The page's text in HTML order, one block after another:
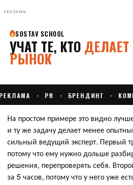
РЕКЛАМА
На простом примере это видно
и ту же задачу делает менее
сильный ведущий эксперт. Первый
потому что ему нужно дольше
решения, перепроверять себя.
за 5 часов, потому что у него уже